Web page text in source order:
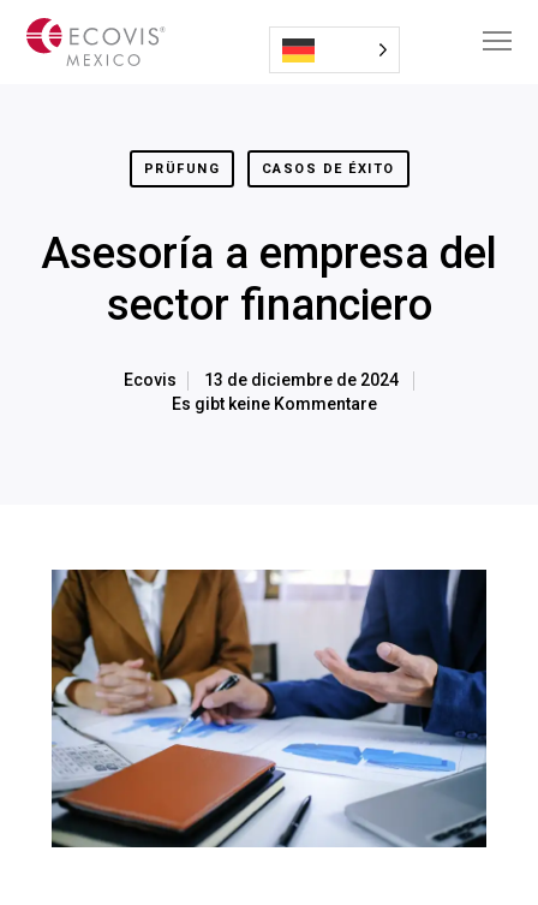
PRÜFUNG CASOS DE ÉXITO
Asesoría a empresa del
sector financiero
Ecovis
13 de diciembre de 2024
Es gibt keine Kommentare